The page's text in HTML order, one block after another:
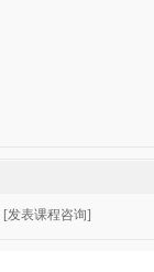
[发表课程咨询]